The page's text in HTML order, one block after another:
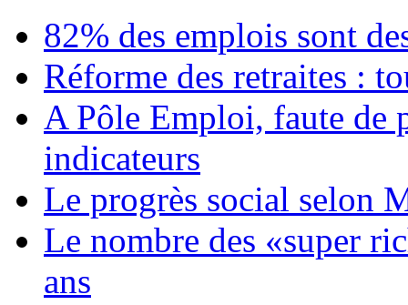
82% des emplois sont
Réforme des retraites :
A Pôle Emploi, faute de
indicateurs
Le progrès social selon
Le nombre des «super
ans